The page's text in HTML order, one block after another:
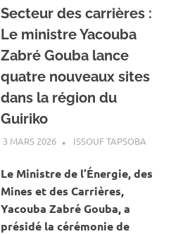
Secteur des carrières :
Le ministre Yacouba
Zabré Gouba lance
quatre nouveaux sites
dans la région du
Guiriko
3 MARS 2026 ISSOUF TAPSOBA
Le Ministre de l’Énergie, des
Mines et des Carrières,
Yacouba Zabré Gouba, a
présidé la cérémonie de